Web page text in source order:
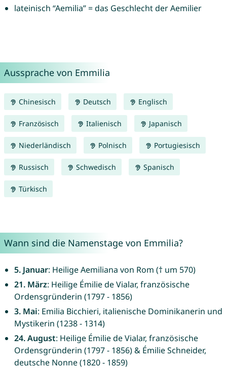
lateinisch “Aemilia” = das Geschlecht der Aemilier
Aussprache von Emmilia
Chinesisch Deutsch Englisch
Französisch Italienisch Japanisch
Niederländisch Polnisch Portugiesisch
Russisch Schwedisch Spanisch
Türkisch
Wann sind die Namenstage von Emmilia?
5. Januar: Heilige Aemiliana von Rom († um 570)
21. März: Heilige Émilie de Vialar, französische
Ordensgründerin (1797 - 1856)
3. Mai: Emilia Bicchieri, italienische Dominikanerin und
Mystikerin (1238 - 1314)
24. August: Heilige Émilie de Vialar, französische
Ordensgründerin (1797 - 1856) & Émilie Schneider,
deutsche Nonne (1820 - 1859)